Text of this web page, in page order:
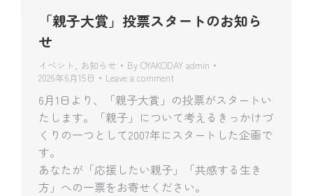
「親子大賞」投票スタートのお知ら
せ
イベント , お知らせ By OYAKODAY admin
2026年6月15日
Leave a comment
6月1日より、「親子大賞」の投票がスタートい
たします。「親子」について考えるきっかけづ
くりの一つとして2007年にスタートした企画で
す。
あなたが「応援したい親子」「共感する生き
方」への一票をお寄せください。